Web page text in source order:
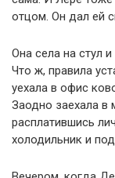
отцом. Он дал ей
Она села на стул
Что ж, правила
уехала в офис
Заодно заехала в
расплатившись
холодильник и